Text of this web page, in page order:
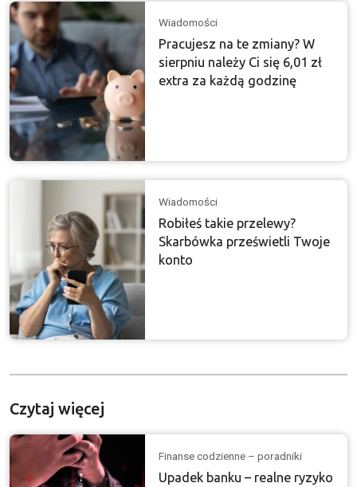
Wiadomości
Pracujesz na te zmiany? W
sierpniu należy Ci się 6,01 zł
extra za każdą godzinę
Wiadomości
Robiłeś takie przelewy?
Skarbówka prześwietli Twoje
konto
Czytaj więcej
Finanse codzienne – poradniki
Upadek banku – realne ryzyko